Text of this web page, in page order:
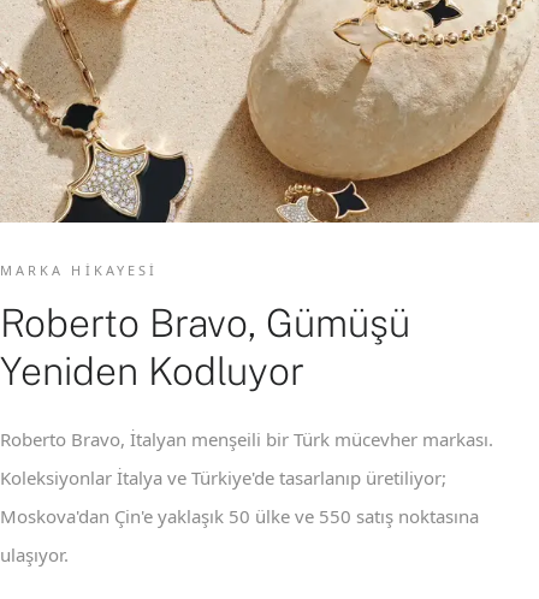
MARKA HIKAYESI
Roberto Bravo, Gümüşü
Yeniden Kodluyor
Roberto Bravo, İtalyan menşeili bir Türk mücevher markası.
Koleksiyonlar İtalya ve Türkiye'de tasarlanıp üretiliyor;
Moskova'dan Çin'e yaklaşık 50 ülke ve 550 satış noktasına
ulaşıyor.